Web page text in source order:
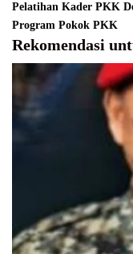
Pelatihan Kader PKK
Program Pokok PKK
Rekomendasi